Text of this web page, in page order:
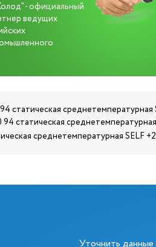
- официальный
ведущих
статическая
статическая
среднетемпературная SELF
Уточнить